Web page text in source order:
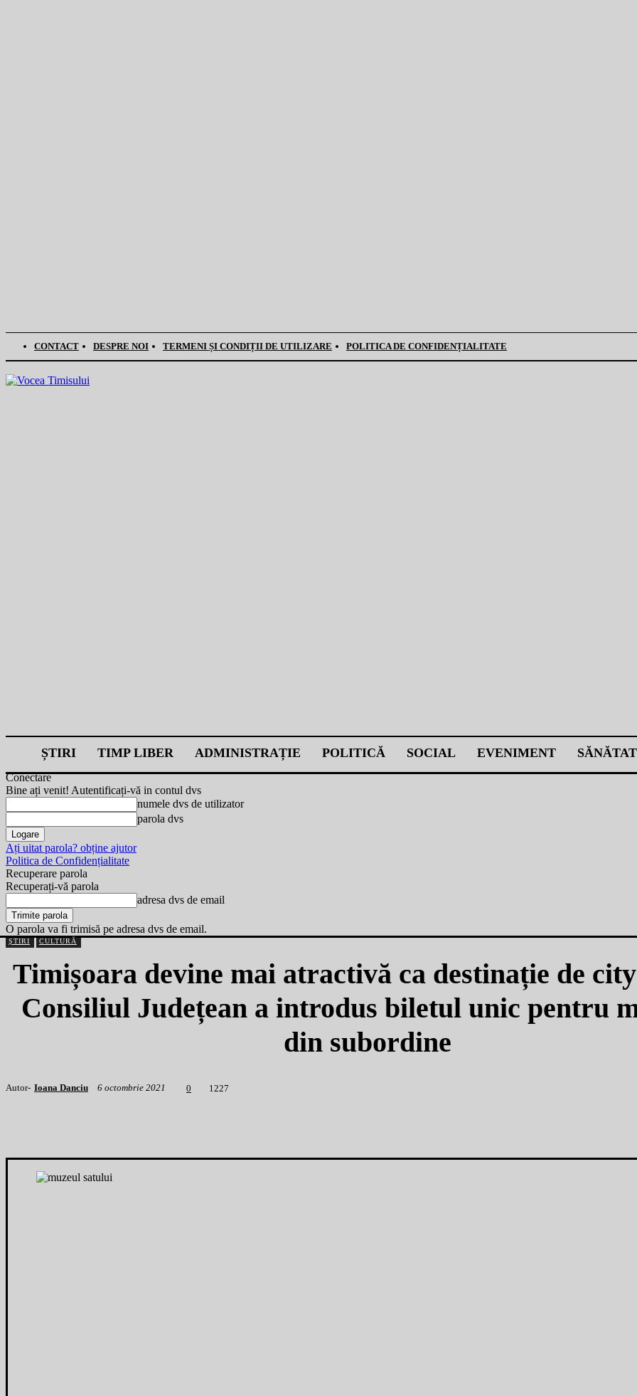
CONTACT DESPRE NOI TERMENI ȘI CONDIȚII DE UTILIZARE POLITICA DE CONFIDENȚIALITATE
ȘTIRI TIMP LIBER ADMINISTRAȚIE POLITICĂ SOCIAL EVENIMENT
Conectare
Bine ați venit! Autentificați-vă in contul dvs
numele dvs de utilizator
parola dvs
Ați uitat parola? obține ajutor
Politica de Confidențialitate
Recuperare parola
Recuperați-vă parola
adresa dvs de email
O parola va fi trimisă pe adresa dvs de email.
ȘTIRI CULTURĂ
Timișoara devine mai atractivă ca destinație de
Consiliul Județean a introdus biletul unic pentru
din subordine
Autor- Ioana Danciu 6 octombrie 2021 0 1 227